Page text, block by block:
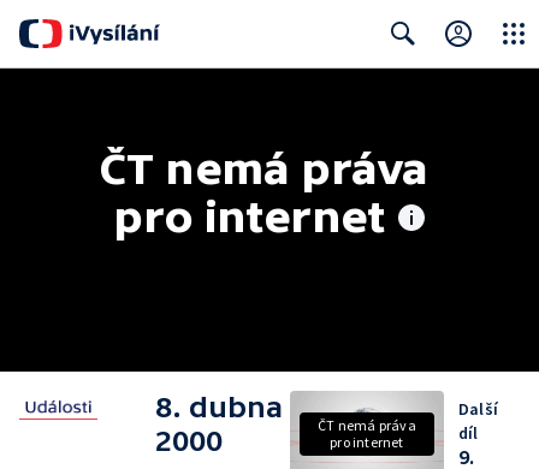
ČT nemá práva
pro internet
8. dubna
2000
ČT nemá práva
pro internet
Další
díl
9.